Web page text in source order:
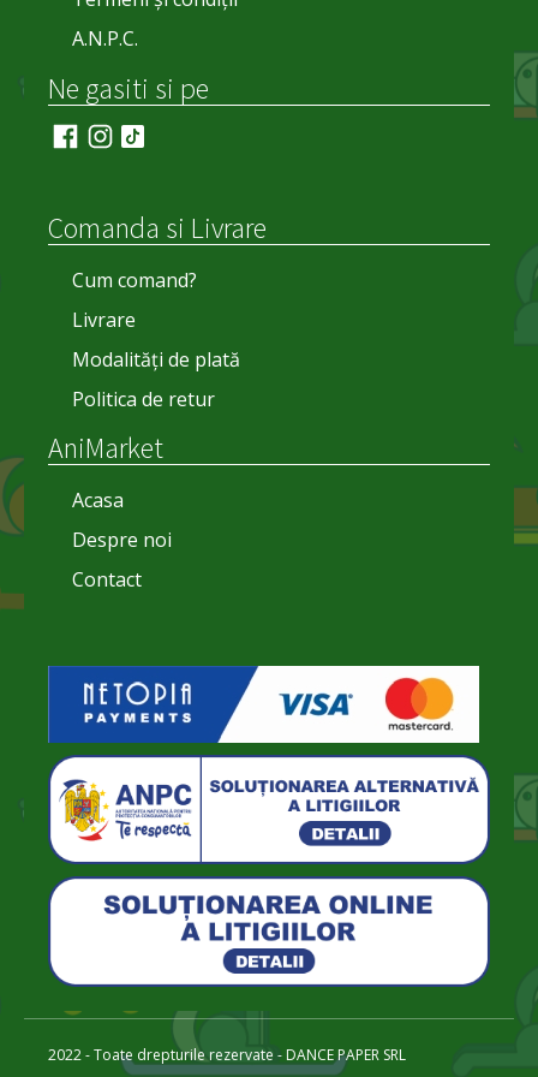
A.N.P.C.
Ne gasiti si pe
Comanda si Livrare
Cum comand?
Livrare
Modalități de plată
Politica de retur
AniMarket
Acasa
Despre noi
Contact
2022 - Toate drepturile rezervate - DANCE PAPER SRL